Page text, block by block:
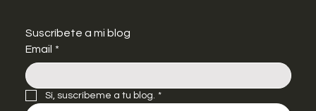
Suscríbete a mi blog
Email *
Sí, suscríbeme a tu blog. *